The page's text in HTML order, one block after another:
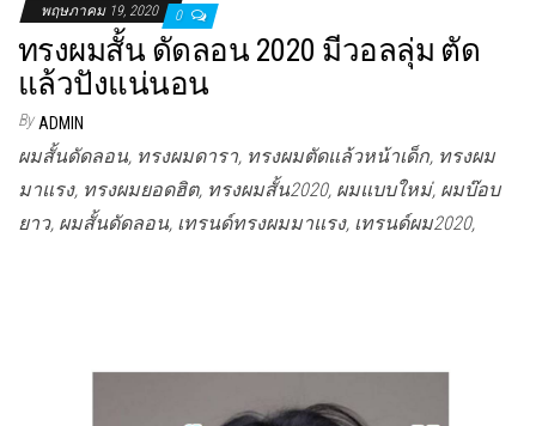
พฤษภาคม 19, 2020 0
ทรงผมสั้น ดัดลอน 2020 มีวอลลุ่ม ตัด
แล้วปังแน่นอน
By ADMIN
ผมสั้นดัดลอน, ทรงผมดารา, ทรงผมตัดแล้วหน้าเด็ก, ทรงผม
มาแรง, ทรงผมยอดฮิต, ทรงผมสั้น2020, ผมแบบใหม่, ผมบ๊อบ
ยาว, ผมสั้นดัดลอน, เทรนด์ทรงผมมาแรง, เทรนด์ผม2020,